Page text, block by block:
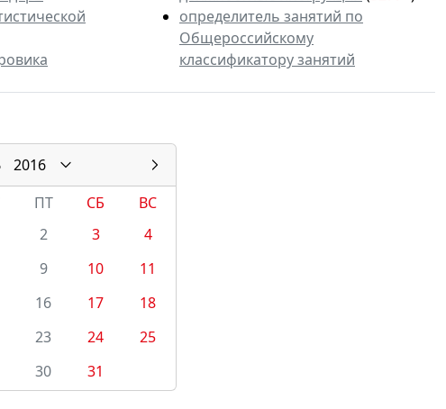
определитель занятий по
Общероссийскому
классификатору занятий
2016
ПТ СБ
ВС
2 3
4
9 10
11
16 17
18
23 24
25
30 31